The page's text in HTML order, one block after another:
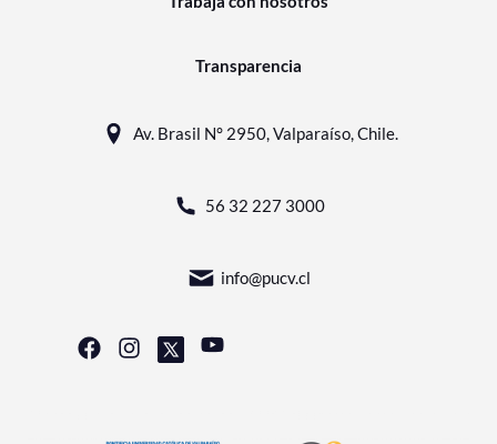
Transparencia
Av. Brasil N° 2950, Valparaíso, Chile.
56 32 227 3000
info@pucv.cl